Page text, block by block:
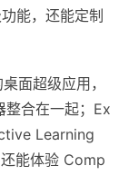
能，还能定制
面超级应用，
合在一起；Ex
Learning
能体验 Comp